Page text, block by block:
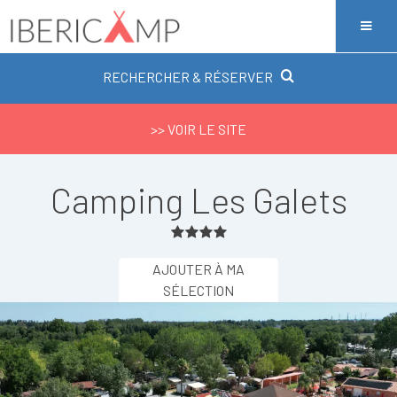
RECHERCHER & RÉSERVER
>> VOIR LE SITE
Camping Les Galets
AJOUTER À MA
SÉLECTION